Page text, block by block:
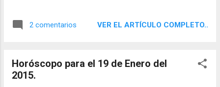
determinados, disciplinados y fiables, y
2 comentarios VER EL ARTÍCULO COMPLETO..
Horóscopo para el 19 de Enero del
2015.